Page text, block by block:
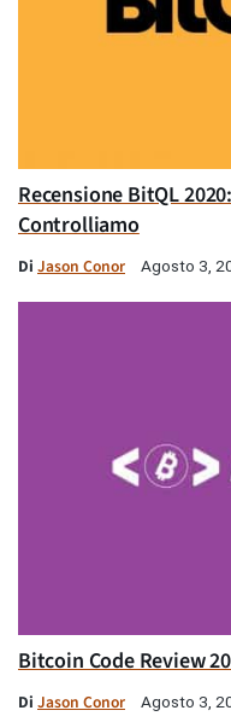
Recensione BitQL
Controlliamo
Di Jason Conor Agosto 3,
Bitcoin Code Review
Di Jason Conor Agosto 3,